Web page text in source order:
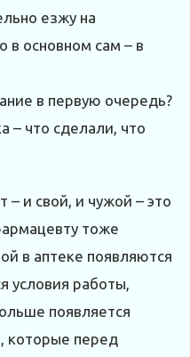
езжу на
в основном сам – в
в первую очередь?
– что сделали, что
– и свой, и чужой – это
тоже
в аптеке появляются
условия работы,
появляется
которые перед